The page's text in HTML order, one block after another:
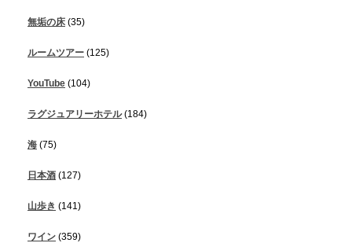
無垢の床 (35)
ルームツアー (125)
YouTube (104)
ラグジュアリーホテル(184)
海 (75)
日本酒 (127)
山歩き (141)
ワイン (359)